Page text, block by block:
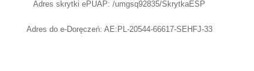
Adres skrytki ePUAP: /umgsq92835/SkrytkaESP
Adres do e-Doręczeń: AE:PL-20544-66617-SEHFJ-33